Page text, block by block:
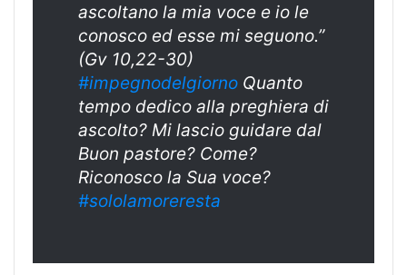
ascoltano la mia voce e io le
conosco ed esse mi seguono.”
(Gv 10,22-30)
#impegnodelgiorno Quanto
tempo dedico alla preghiera di
ascolto? Mi lascio guidare dal
Buon pastore? Come?
Riconosco la Sua voce?
#sololamoreresta